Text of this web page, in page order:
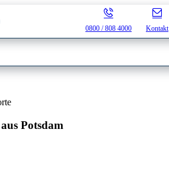
0800 / 808 4000 Kontakt
Potsdam